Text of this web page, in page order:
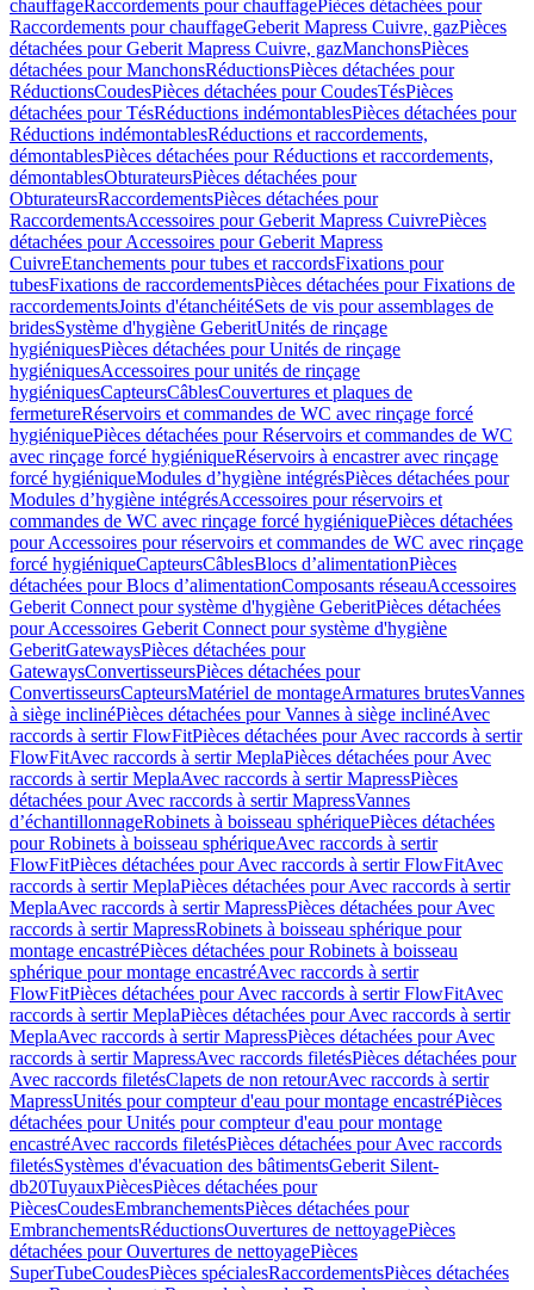
chauffageRaccordements pour chauffagePièces détachées pour
Raccordements pour chauffageGeberit Mapress Cuivre, gazPièces
détachées pour Geberit Mapress Cuivre, gazManchonsPièces
détachées pour ManchonsRéductionsPièces détachées pour
RéductionsCoudesPièces détachées pour CoudesTésPièces
détachées pour TésRéductions indémontablesPièces détachées pour
Réductions indémontablesRéductions et raccordements,
démontablesPièces détachées pour Réductions et raccordements,
démontablesObturateursPièces détachées pour
ObturateursRaccordementsPièces détachées pour
RaccordementsAccessoires pour Geberit Mapress CuivrePièces
détachées pour Accessoires pour Geberit Mapress
CuivreEtanchements pour tubes et raccordsFixations pour
tubesFixations de raccordementsPièces détachées pour Fixations de
raccordementsJoints d'étanchéitéSets de vis pour assemblages de
bridesSystème d'hygiène GeberitUnités de rinçage
hygiéniquesPièces détachées pour Unités de rinçage
hygiéniquesAccessoires pour unités de rinçage
hygiéniquesCapteursCâblesCouvertures et plaques de
fermetureRéservoirs et commandes de WC avec rinçage forcé
hygiéniquePièces détachées pour Réservoirs et commandes de WC
avec rinçage forcé hygiéniqueRéservoirs à encastrer avec rinçage
forcé hygiéniqueModules d’hygiène intégrésPièces détachées pour
Modules d’hygiène intégrésAccessoires pour réservoirs et
commandes de WC avec rinçage forcé hygiéniquePièces détachées
pour Accessoires pour réservoirs et commandes de WC avec rinçage
forcé hygiéniqueCapteursCâblesBlocs d’alimentationPièces
détachées pour Blocs d’alimentationComposants réseauAccessoires
Geberit Connect pour système d'hygiène GeberitPièces détachées
pour Accessoires Geberit Connect pour système d'hygiène
GeberitGatewaysPièces détachées pour
GatewaysConvertisseursPièces détachées pour
ConvertisseursCapteursMatériel de montageArmatures brutesVannes
à siège inclinéPièces détachées pour Vannes à siège inclinéAvec
raccords à sertir FlowFitPièces détachées pour Avec raccords à sertir
FlowFitAvec raccords à sertir MeplaPièces détachées pour Avec
raccords à sertir MeplaAvec raccords à sertir MapressPièces
détachées pour Avec raccords à sertir MapressVannes
d’échantillonnageRobinets à boisseau sphériquePièces détachées
pour Robinets à boisseau sphériqueAvec raccords à sertir
FlowFitPièces détachées pour Avec raccords à sertir FlowFitAvec
raccords à sertir MeplaPièces détachées pour Avec raccords à sertir
MeplaAvec raccords à sertir MapressPièces détachées pour Avec
raccords à sertir MapressRobinets à boisseau sphérique pour
montage encastréPièces détachées pour Robinets à boisseau
sphérique pour montage encastréAvec raccords à sertir
FlowFitPièces détachées pour Avec raccords à sertir FlowFitAvec
raccords à sertir MeplaPièces détachées pour Avec raccords à sertir
MeplaAvec raccords à sertir MapressPièces détachées pour Avec
raccords à sertir MapressAvec raccords filetésPièces détachées pour
Avec raccords filetésClapets de non retourAvec raccords à sertir
MapressUnités pour compteur d'eau pour montage encastréPièces
détachées pour Unités pour compteur d'eau pour montage
encastréAvec raccords filetésPièces détachées pour Avec raccords
filetésSystèmes d'évacuation des bâtimentsGeberit Silent-
db20TuyauxPiècesPièces détachées pour
PiècesCoudesEmbranchementsPièces détachées pour
EmbranchementsRéductionsOuvertures de nettoyagePièces
détachées pour Ouvertures de nettoyagePièces
SuperTubeCoudesPièces spécialesRaccordementsPièces détachées